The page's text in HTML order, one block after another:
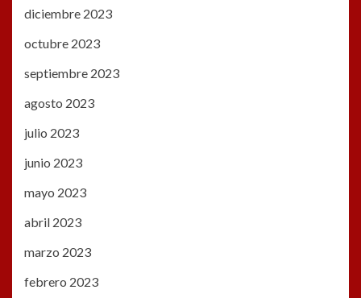
diciembre 2023
octubre 2023
septiembre 2023
agosto 2023
julio 2023
junio 2023
mayo 2023
abril 2023
marzo 2023
febrero 2023